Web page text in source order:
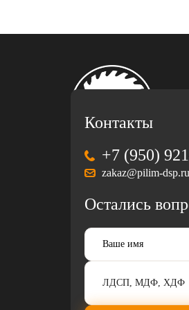
Контакты
+7 (950)
zakaz@pilim-dsp.ru
Остались
Разработка и
сайта